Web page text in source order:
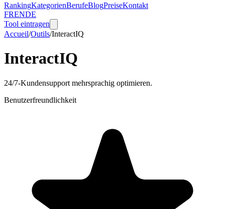
RankingKategorienBerufeBlogPreiseKontakt
FRENDE
Tool eintragen
Accueil/Outils/InteractIQ
InteractIQ
24/7-Kundensupport mehrsprachig optimieren.
Benutzerfreundlichkeit